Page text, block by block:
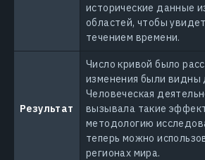
исторические данные
областей, чтобы
течением времени.
Результат
Число кривой было
изменения были видны
Человеческая
вызывала такие
методологию
теперь можно
регионах мира.